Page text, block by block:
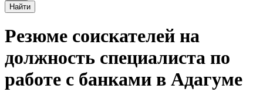
Найти
Резюме соискателей на
должность специалиста по
работе с банками в Адагуме